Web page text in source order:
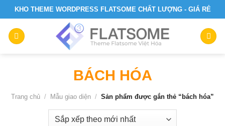
Skip
to
content
KHO THEME WORDPRESS FLATSOME CHẤT LƯỢNG - GIÁ RẺ
BÁCH HÓA
Trang chủ / Mẫu giao diện / Sản phẩm được gắn thẻ “bách hóa”